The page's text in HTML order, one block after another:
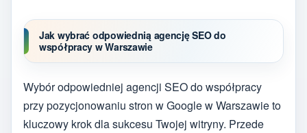
Jak wybrać odpowiednią agencję SEO do
współpracy w Warszawie
Wybór odpowiedniej agencji SEO do współpracy
przy pozycjonowaniu stron w Google w Warszawie to
kluczowy krok dla sukcesu Twojej witryny. Przede